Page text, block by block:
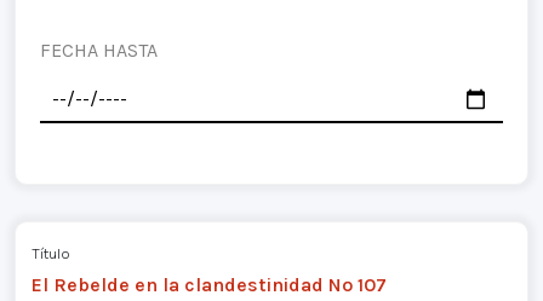
FECHA HASTA
Título
El Rebelde en la clandestinidad Nº 107